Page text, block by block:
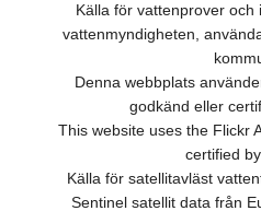
Källa för vattenprover och
vattenmyndigheten,
Denna webbplats
godkänd eller
This website uses the Flickr
certified
Källa för satellitavläst
Sentinel satellit data från